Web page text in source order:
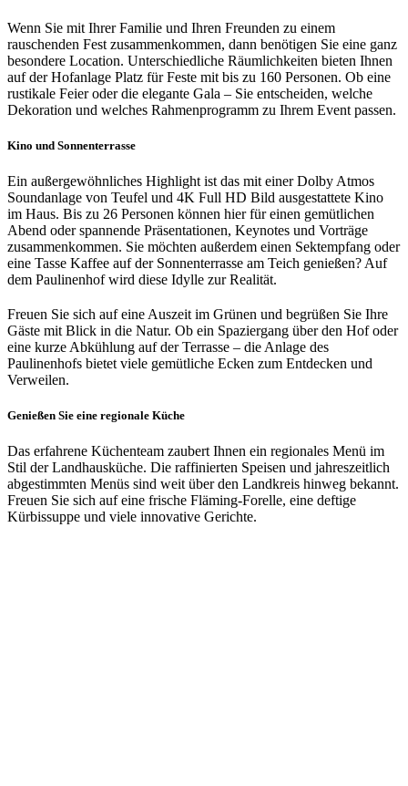
Wenn Sie mit Ihrer Familie und Ihren Freunden zu einem
rauschenden Fest zusammenkommen, dann benötigen Sie eine ganz
besondere Location. Unterschiedliche Räumlichkeiten bieten Ihnen
auf der Hofanlage Platz für Feste mit bis zu 160 Personen. Ob eine
rustikale Feier oder die elegante Gala – Sie entscheiden, welche
Dekoration und welches Rahmenprogramm zu Ihrem Event passen.
Kino und Sonnenterrasse
Ein außergewöhnliches Highlight ist das mit einer Dolby Atmos
Soundanlage von Teufel und 4K Full HD Bild ausgestattete Kino
im Haus. Bis zu 26 Personen können hier für einen gemütlichen
Abend oder spannende Präsentationen, Keynotes und Vorträge
zusammenkommen. Sie möchten außerdem einen Sektempfang oder
eine Tasse Kaffee auf der Sonnenterrasse am Teich genießen? Auf
dem Paulinenhof wird diese Idylle zur Realität.
Freuen Sie sich auf eine Auszeit im Grünen und begrüßen Sie Ihre
Gäste mit Blick in die Natur. Ob ein Spaziergang über den Hof oder
eine kurze Abkühlung auf der Terrasse – die Anlage des
Paulinenhofs bietet viele gemütliche Ecken zum Entdecken und
Verweilen.
Genießen Sie eine regionale Küche
Das erfahrene Küchenteam zaubert Ihnen ein regionales Menü im
Stil der Landhausküche. Die raffinierten Speisen und jahreszeitlich
abgestimmten Menüs sind weit über den Landkreis hinweg bekannt.
Freuen Sie sich auf eine frische Fläming-Forelle, eine deftige
Kürbissuppe und viele innovative Gerichte.